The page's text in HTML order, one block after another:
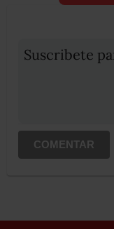
Suscribete
COMENTAR